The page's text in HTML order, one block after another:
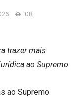
108
trazer mais
ao Supremo
ao Supremo